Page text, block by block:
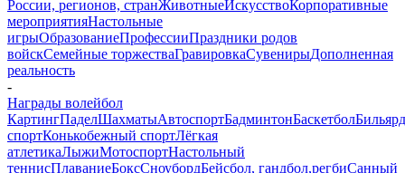
России, регионов, странЖивотныеИскусствоКорпоративные
мероприятияНастольные
игрыОбразованиеПрофессииПраздники родов
войскСемейные торжестваГравировкаСувенирыДополненная
реальность
-
Награды волейбол
КартингПаделШахматыАвтоспортБадминтонБаскетболБильярд
спортКонькобежный спортЛёгкая
атлетикаЛыжиМотоспортНастольный
теннисПлаваниеБоксСноубордБейсбол, гандбол,регбиСанный